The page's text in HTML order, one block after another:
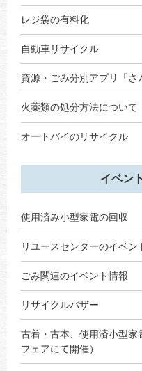
レジ袋の有料化
自動車リサイクル
資源・ごみ分別アプリ「さ
火薬類の処分方法について
オートバイのリサイクル
イベン
使用済み小型家電の回収
リユースセンターのイベン
ごみ関連のイベント情報
リサイクルバザー
古着・古本、使用済小型家
フェアにて開催）